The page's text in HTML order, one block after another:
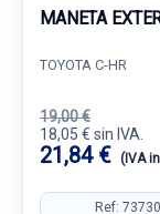
MANETA
TOYOTA C-HR
19,00 €
18,05 € sin IVA.
21,84 € (IVA
Ref: